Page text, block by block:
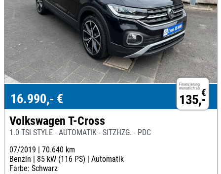
Finanzierung
monatlich ab €
135,-
16.990,- €
Volkswagen T-Cross
1.0 TSI STYLE - AUTOMATIK - SITZHZG. - PDC
07/2019 | 70.640 km
Benzin | 85 kW (116 PS) | Automatik
Farbe: Schwarz